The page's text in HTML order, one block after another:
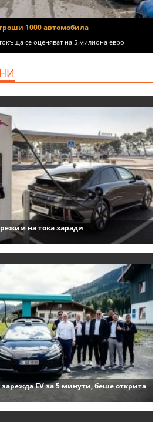
1000 автомобила
се оценяват на 5 милиона евро
на тока заради
EV за 5 минути, беше открита